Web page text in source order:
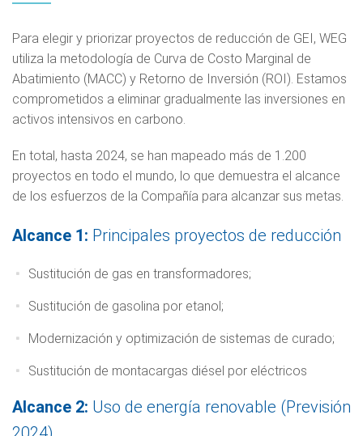
Para elegir y priorizar proyectos de reducción de GEI, WEG
utiliza la metodología de Curva de Costo Marginal de
Abatimiento (MACC) y Retorno de Inversión (ROI). Estamos
comprometidos a eliminar gradualmente las inversiones en
activos intensivos en carbono.
En total, hasta 2024, se han mapeado más de 1.200
proyectos en todo el mundo, lo que demuestra el alcance
de los esfuerzos de la Compañía para alcanzar sus metas.
Alcance 1: Principales proyectos de reducción
Sustitución de gas en transformadores;
Sustitución de gasolina por etanol;
Modernización y optimización de sistemas de curado;
Sustitución de montacargas diésel por eléctricos
Alcance 2: Uso de energía renovable (Previsión